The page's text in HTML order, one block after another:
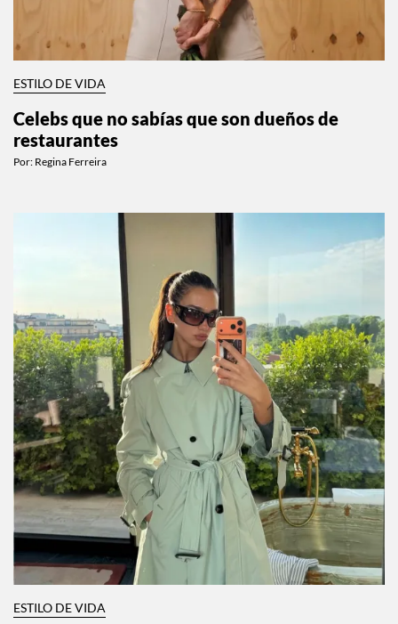
ESTILO DE VIDA
Celebs que no sabías que son dueños de
restaurantes
Por: Regina Ferreira
ESTILO DE VIDA